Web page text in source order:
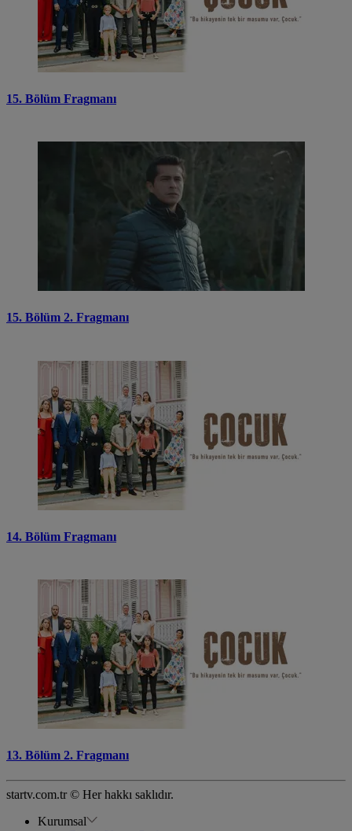
15. Bölüm Fragmanı
15. Bölüm 2. Fragmanı
14. Bölüm Fragmanı
13. Bölüm 2. Fragmanı
startv.com.tr © Her hakkı saklıdır.
Kurumsal